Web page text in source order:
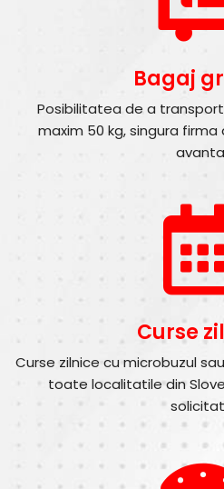
Bagaj
Posibilitatea de a
maxim 50 kg, singura
Curse
Curse zilnice cu microbuzul
toate localitatile din